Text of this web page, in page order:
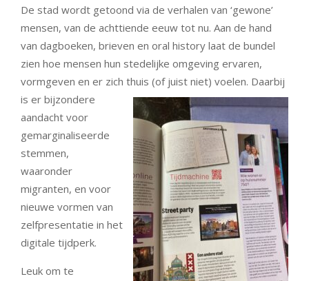
De stad wordt getoond via de verhalen van ‘gewone’
mensen, van de achttiende eeuw tot nu. Aan de hand
van dagboeken, brieven en oral history laat de bundel
zien hoe mensen hun stedelijke omgeving ervaren,
vormgeven en er zich thuis (of juist niet) voelen. Daarbij
is er bijzondere
aandacht voor
gemarginaliseerde
stemmen,
waaronder
migranten, en voor
nieuwe vormen van
zelfpresentatie in het
digitale tijdperk.
Leuk om te